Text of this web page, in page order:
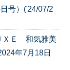
号）('24/07/2
ＸＥ 和気雅美
年7月18日